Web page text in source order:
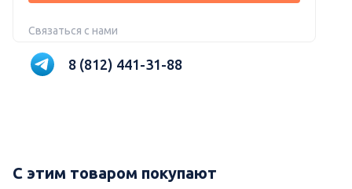
Связаться с нами
8 (812) 441-31-88
С этим товаром покупают